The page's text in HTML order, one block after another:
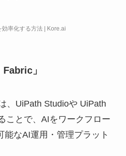
率化する方法 | Kore.ai
」
、UiPath Studioや UiPath
ことで、AIをワークフロー
能なAI運用・管理プラット